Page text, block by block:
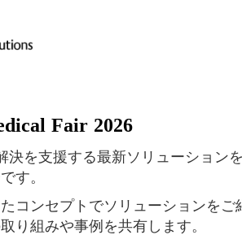
Fair 2026
決を支援する最新ソリューション
す。
コンセプトでソリューションをご
り組みや事例を共有します。